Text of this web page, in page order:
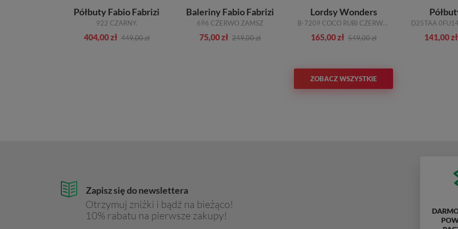
Półbuty Fabio Fabrizi
922 CZARNY.
404,00 zł 449,00 zł
Baleriny Fabio Fabrizi
696 CZERWO ZAMSZ
75,00 zł 249,00 zł
Lordsy Wonders
B-7209 COCO RUBI CZERWONY
165,00 zł 549,00 zł 141,00 zł
ZOBACZ WSZYSTKIE
Zapisz się do newslettera
Otrzymuj zniżki i bądź na bieżąco!
10% rabatu na pierwsze zakupy!